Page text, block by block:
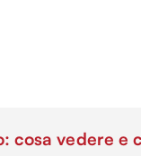
cosa vedere e